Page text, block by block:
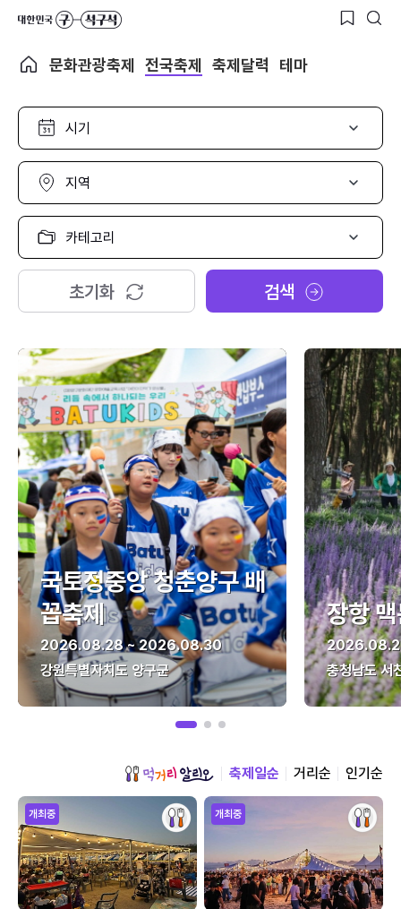
문화관광축제 전국축제 축제달력 테마
시
선
택
지
선
택
카
고
리
택
초기화 검색
국토정중앙 청춘양구 배
꼽축제
2026.08.28 ~ 2026.08.30
강원특별자치도 양구군
장항
충청남도 서
축제일순 거리순 인기순
개최중 개최중